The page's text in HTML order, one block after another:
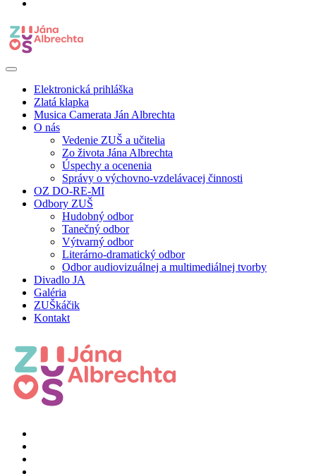
Elektronická prihláška
Zlatá klapka
Musica Camerata Ján Albrechta
O nás
Vedenie ZUŠ a učitelia
Zo života Jána Albrechta
Úspechy a ocenenia
Správy o výchovno-vzdelávacej činnosti
OZ DO-RE-MI
Odbory ZUŠ
Hudobný odbor
Tanečný odbor
Výtvarný odbor
Literárno-dramatický odbor
Odbor audiovizuálnej a multimediálnej tvorby
Divadlo JA
Galéria
ZUŠkáčik
Kontakt